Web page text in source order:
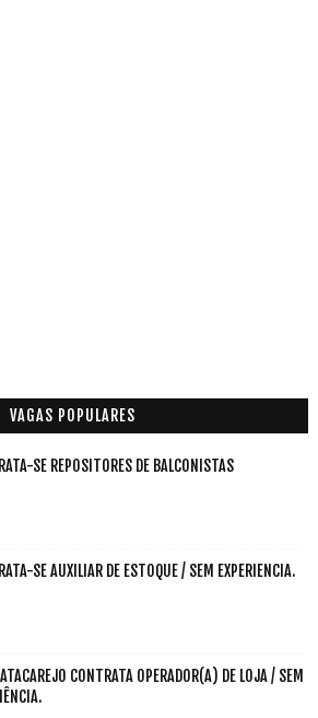
VAGAS POPULARES
SE REPOSITORES DE BALCONISTAS
SE AUXILIAR DE ESTOQUE / SEM EXPERIENCIA.
CONTRATA OPERADOR(A) DE LOJA / SEM